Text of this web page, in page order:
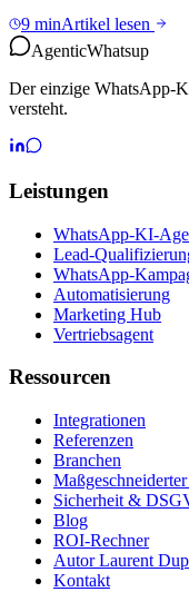
9 minArtikel lesen
AgenticWhatsup
Der einzige WhatsApp-
versteht.
Leistungen
WhatsApp-KI-
Lead-
WhatsApp-
Automatisierung
Marketing Hub
Vertriebsagent
Ressourcen
Integrationen
Referenzen
Branchen
Sicherheit &
Blog
ROI-Rechner
Autor Laurent
Kontakt